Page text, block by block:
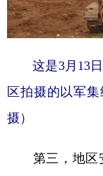
这是3月13
区拍摄的以军
摄）
第三，地区安